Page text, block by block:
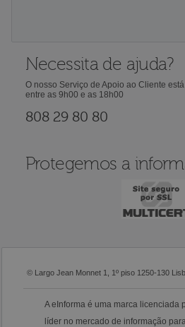
Necessita de ajuda?
O nosso Serviço de Apoio ao Cliente
entre as 9h00 e as 18h00
808 29 80 80
Protegemos a
© Largo Jean Monnet 1, 1º piso 1250-130
A eInforma é uma marca licenciada
líder no mercado de informação